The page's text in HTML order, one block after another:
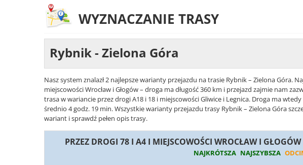
WYZNACZANIE TRASY
Rybnik - Zielona Góra
Nasz system znalazł 2 najlepsze warianty przejazdu na trasie Rybnik – Zielona Góra.
miejscowości Wrocław i Głogów – droga ma długość 360 km i przejazd zajmie nam
trasa w wariancie przez drogi A18 i 18 i miejscowości Gliwice i Legnica. Droga ma
średnio 4 godz. 19 min. Wszystkie warianty przejazdu trasy Rybnik – Zielona Góra
wariant i sprawdź pełen opis trasy.
PRZEZ DROGI 78 I A4 I MIEJSCOWOŚCI WROCŁAW I GŁOGÓW
NAJKRÓTSZA NAJSZYBSZA